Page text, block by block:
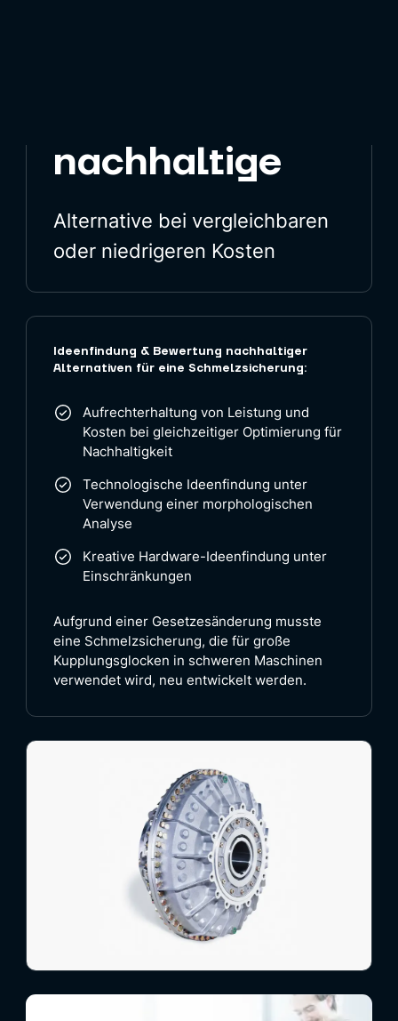
nachhaltige
Alternative bei vergleichbaren
oder niedrigeren Kosten
Ideenfindung & Bewertung nachhaltiger
Alternativen für eine Schmelzsicherung:
Aufrechterhaltung von Leistung und
Kosten bei gleichzeitiger Optimierung für
Nachhaltigkeit
Technologische Ideenfindung unter
Verwendung einer morphologischen
Analyse
Kreative Hardware-Ideenfindung unter
Einschränkungen
Aufgrund einer Gesetzesänderung musste
eine Schmelzsicherung, die für große
Kupplungsglocken in schweren Maschinen
verwendet wird, neu entwickelt werden.